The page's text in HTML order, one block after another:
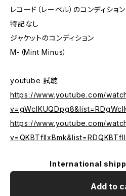
レコード（レーベル）のコンディション
特記なし
ジャケットのコンディション
M-（Mint Minus）
youtube 試聴
https://www.youtube.com/
https://www.youtube.com/
International
Add to